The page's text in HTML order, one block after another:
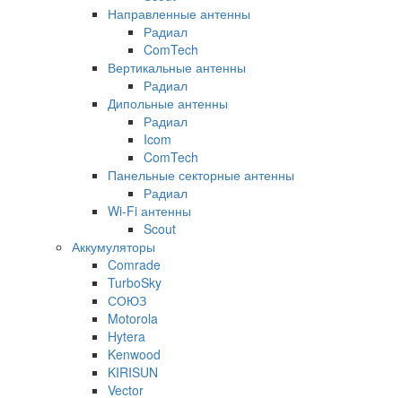
Направленные антенны
Радиал
ComTech
Вертикальные антенны
Радиал
Дипольные антенны
Радиал
Icom
ComTech
Панельные секторные антенны
Радиал
Wi-Fi антенны
Scout
Аккумуляторы
Comrade
TurboSky
СОЮЗ
Motorola
Hytera
Kenwood
KIRISUN
Vector